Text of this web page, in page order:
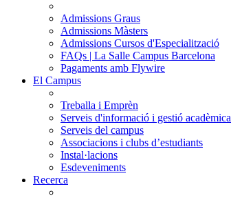
Admissions Graus
Admissions Màsters
Admissions Cursos d'Especialització
FAQs | La Salle Campus Barcelona
Pagaments amb Flywire
El Campus
Treballa i Emprèn
Serveis d'informació i gestió acadèmica
Serveis del campus
Associacions i clubs d’estudiants
Instal·lacions
Esdeveniments
Recerca